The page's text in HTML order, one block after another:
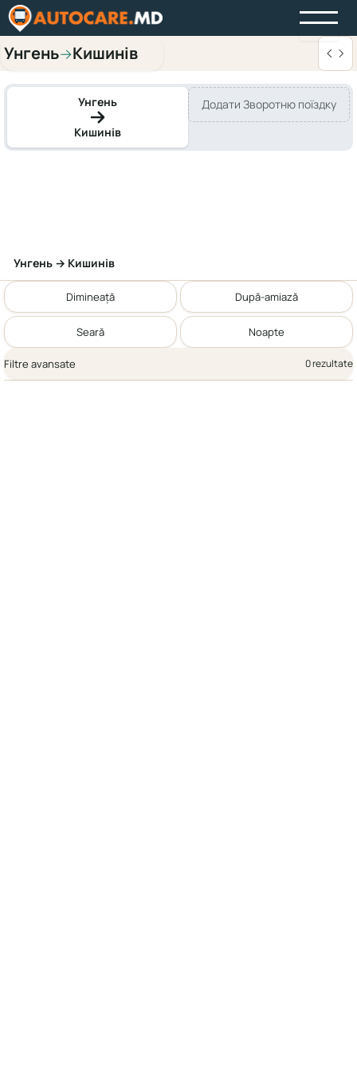
Унгень→Кишинів
Унгень
Кишинів
Додати Зворотню поїздку
Унгень → Кишинів
Dimineață După-amiază
Seară Noapte
Filtre avansate 0 rezultate